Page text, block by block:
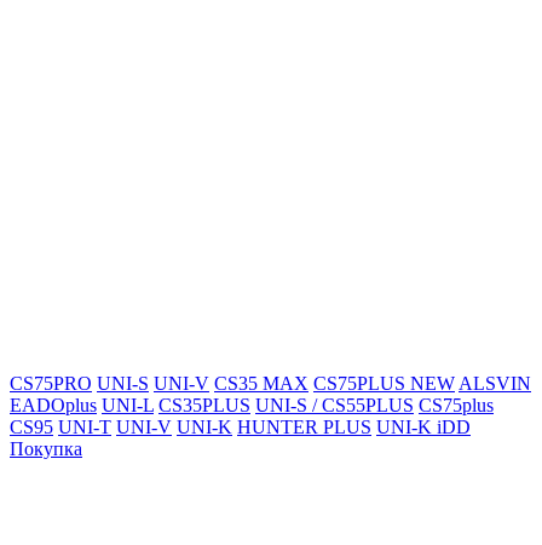
CS75PRO UNI-S UNI-V CS35 MAX CS75PLUS NEW ALSVIN
EADOplus UNI-L CS35PLUS UNI-S / CS55PLUS CS75plus
CS95 UNI-T UNI-V UNI-K HUNTER PLUS UNI-K iDD
Покупка